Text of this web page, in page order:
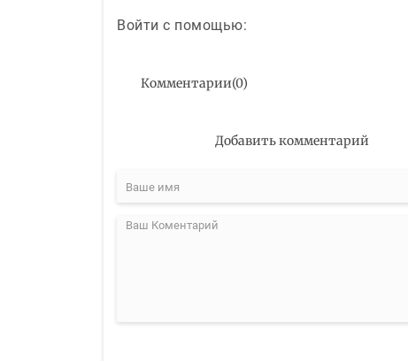
Войти с помощью:
Комментарии(0)
Добавить комментарий